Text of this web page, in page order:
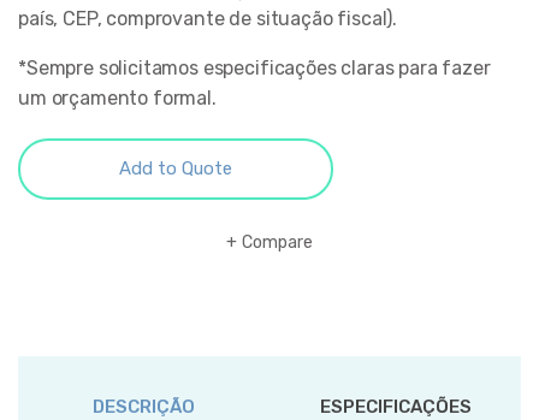
país, CEP, comprovante de situação fiscal).
*Sempre solicitamos especificações claras para fazer
um orçamento formal.
Add to Quote
Compare
DESCRIÇÃO ESPECIFICAÇÕES